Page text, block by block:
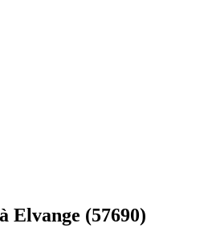
Elvange (57690)